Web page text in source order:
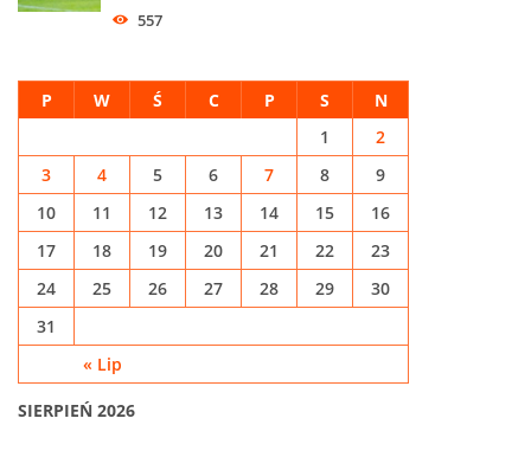
557
SIERPIEŃ 2026
P W Ś C P S N
« Lip
1
2
3
4 5 6 7 8
9
10
11 12 13 14 15
16
17
18 19 20 21 22
23
24
25 26 27 28 29
30
31